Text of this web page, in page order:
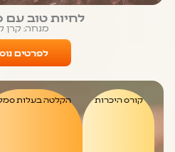
לחיות טוב עם
מנחה: קרן
לפרטים
קורס היכרות הקלטה בעלות